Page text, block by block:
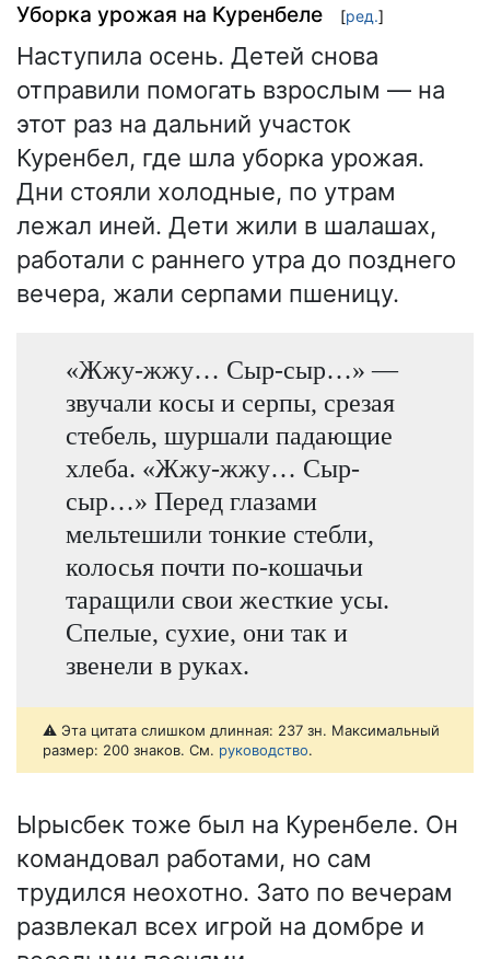
Уборка урожая на Куренбеле [ред.]
Наступила осень. Детей снова
отправили помогать взрослым — на
этот раз на дальний участок
Куренбел, где шла уборка урожая.
Дни стояли холодные, по утрам
лежал иней. Дети жили в шалашах,
работали с раннего утра до позднего
вечера, жали серпами пшеницу.
«Жжу-жжу… Сыр-сыр…» —
звучали косы и серпы, срезая
стебель, шуршали падающие
хлеба. «Жжу-жжу… Сыр-
сыр…» Перед глазами
мельтешили тонкие стебли,
колосья почти по-кошачьи
таращили свои жесткие усы.
Спелые, сухие, они так и
звенели в руках.
⚠️ Эта цитата слишком длинная: 237 зн. Максимальный
размер: 200 знаков. См. руководство.
Ырысбек тоже был на Куренбеле. Он
командовал работами, но сам
трудился неохотно. Зато по вечерам
развлекал всех игрой на домбре и